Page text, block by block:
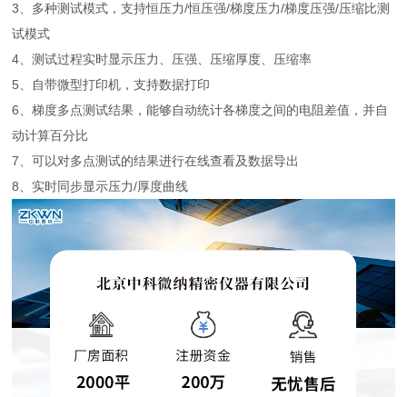
3、多种测试模式，支持恒压力/恒压强/梯度压力/梯度压强/压缩比测
试模式
4、测试过程实时显示压力、压强、压缩厚度、压缩率
5、自带微型打印机，支持数据打印
6、梯度多点测试结果，能够自动统计各梯度之间的电阻差值，并自
动计算百分比
7、可以对多点测试的结果进行在线查看及数据导出
8、实时同步显示压力/厚度曲线